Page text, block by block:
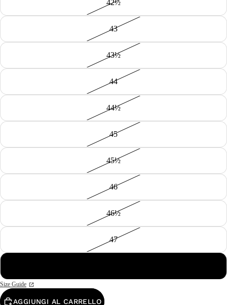
42½
43
43½
44
44½
45
45½
46
46½
47
Size Guide
AGGIUNGI AL CARRELLO